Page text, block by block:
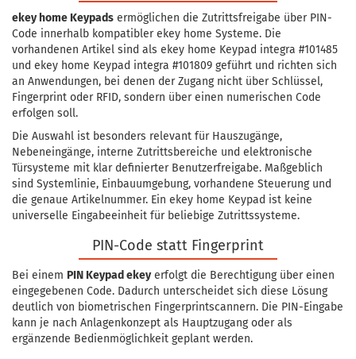
ekey home Keypads ermöglichen die Zutrittsfreigabe über PIN-
Code innerhalb kompatibler ekey home Systeme. Die
vorhandenen Artikel sind als ekey home Keypad integra #101485
und ekey home Keypad integra #101809 geführt und richten sich
an Anwendungen, bei denen der Zugang nicht über Schlüssel,
Fingerprint oder RFID, sondern über einen numerischen Code
erfolgen soll.
Die Auswahl ist besonders relevant für Hauszugänge,
Nebeneingänge, interne Zutrittsbereiche und elektronische
Türsysteme mit klar definierter Benutzerfreigabe. Maßgeblich
sind Systemlinie, Einbauumgebung, vorhandene Steuerung und
die genaue Artikelnummer. Ein ekey home Keypad ist keine
universelle Eingabeeinheit für beliebige Zutrittssysteme.
PIN-Code statt Fingerprint
Bei einem PIN Keypad ekeyerfolgt die Berechtigung über einen
eingegebenen Code. Dadurch unterscheidet sich diese Lösung
deutlich von biometrischen Fingerprintscannern. Die PIN-Eingabe
kann je nach Anlagenkonzept als Hauptzugang oder als
ergänzende Bedienmöglichkeit geplant werden.